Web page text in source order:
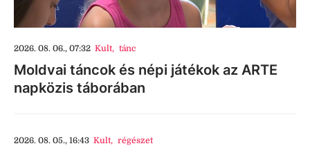
2026. 08. 06., 07:32 Kult, tánc
Moldvai táncok és népi játékok az ARTE
napközis táborában
2026. 08. 05., 16:43 Kult, régészet